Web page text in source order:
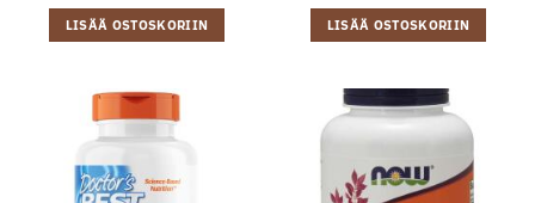
LISÄÄ OSTOSKORIIN LISÄÄ OSTOSKORIIN